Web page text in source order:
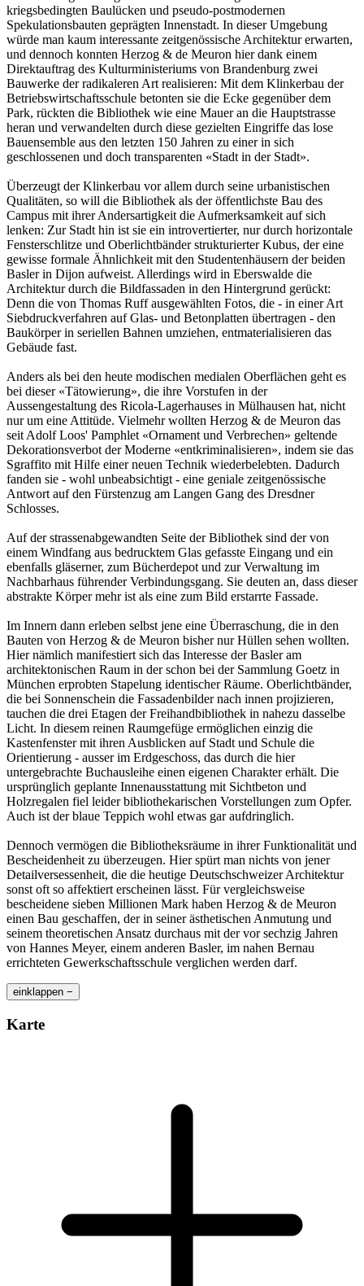
kriegsbedingten Baulücken und pseudo-postmodernen
Spekulationsbauten geprägten Innenstadt. In dieser Umgebung
würde man kaum interessante zeitgenössische Architektur erwarten,
und dennoch konnten Herzog & de Meuron hier dank einem
Direktauftrag des Kulturministeriums von Brandenburg zwei
Bauwerke der radikaleren Art realisieren: Mit dem Klinkerbau der
Betriebswirtschaftsschule betonten sie die Ecke gegenüber dem
Park, rückten die Bibliothek wie eine Mauer an die Hauptstrasse
heran und verwandelten durch diese gezielten Eingriffe das lose
Bauensemble aus den letzten 150 Jahren zu einer in sich
geschlossenen und doch transparenten «Stadt in der Stadt».
Überzeugt der Klinkerbau vor allem durch seine urbanistischen
Qualitäten, so will die Bibliothek als der öffentlichste Bau des
Campus mit ihrer Andersartigkeit die Aufmerksamkeit auf sich
lenken: Zur Stadt hin ist sie ein introvertierter, nur durch horizontale
Fensterschlitze und Oberlichtbänder strukturierter Kubus, der eine
gewisse formale Ähnlichkeit mit den Studentenhäusern der beiden
Basler in Dijon aufweist. Allerdings wird in Eberswalde die
Architektur durch die Bildfassaden in den Hintergrund gerückt:
Denn die von Thomas Ruff ausgewählten Fotos, die - in einer Art
Siebdruckverfahren auf Glas- und Betonplatten übertragen - den
Baukörper in seriellen Bahnen umziehen, entmaterialisieren das
Gebäude fast.
Anders als bei den heute modischen medialen Oberflächen geht es
bei dieser «Tätowierung», die ihre Vorstufen in der
Aussengestaltung des Ricola-Lagerhauses in Mülhausen hat, nicht
nur um eine Attitüde. Vielmehr wollten Herzog & de Meuron das
seit Adolf Loos' Pamphlet «Ornament und Verbrechen» geltende
Dekorationsverbot der Moderne «entkriminalisieren», indem sie das
Sgraffito mit Hilfe einer neuen Technik wiederbelebten. Dadurch
fanden sie - wohl unbeabsichtigt - eine geniale zeitgenössische
Antwort auf den Fürstenzug am Langen Gang des Dresdner
Schlosses.
Auf der strassenabgewandten Seite der Bibliothek sind der von
einem Windfang aus bedrucktem Glas gefasste Eingang und ein
ebenfalls gläserner, zum Bücherdepot und zur Verwaltung im
Nachbarhaus führender Verbindungsgang. Sie deuten an, dass dieser
abstrakte Körper mehr ist als eine zum Bild erstarrte Fassade.
Im Innern dann erleben selbst jene eine Überraschung, die in den
Bauten von Herzog & de Meuron bisher nur Hüllen sehen wollten.
Hier nämlich manifestiert sich das Interesse der Basler am
architektonischen Raum in der schon bei der Sammlung Goetz in
München erprobten Stapelung identischer Räume. Oberlichtbänder,
die bei Sonnenschein die Fassadenbilder nach innen projizieren,
tauchen die drei Etagen der Freihandbibliothek in nahezu dasselbe
Licht. In diesem reinen Raumgefüge ermöglichen einzig die
Kastenfenster mit ihren Ausblicken auf Stadt und Schule die
Orientierung - ausser im Erdgeschoss, das durch die hier
untergebrachte Buchausleihe einen eigenen Charakter erhält. Die
ursprünglich geplante Innenausstattung mit Sichtbeton und
Holzregalen fiel leider bibliothekarischen Vorstellungen zum Opfer.
Auch ist der blaue Teppich wohl etwas gar aufdringlich.
Dennoch vermögen die Bibliotheksräume in ihrer Funktionalität und
Bescheidenheit zu überzeugen. Hier spürt man nichts von jener
Detailversessenheit, die die heutige Deutschschweizer Architektur
sonst oft so affektiert erscheinen lässt. Für vergleichsweise
bescheidene sieben Millionen Mark haben Herzog & de Meuron
einen Bau geschaffen, der in seiner ästhetischen Anmutung und
seinem theoretischen Ansatz durchaus mit der vor sechzig Jahren
von Hannes Meyer, einem anderen Basler, im nahen Bernau
errichteten Gewerkschaftsschule verglichen werden darf.
einklappen −
Karte